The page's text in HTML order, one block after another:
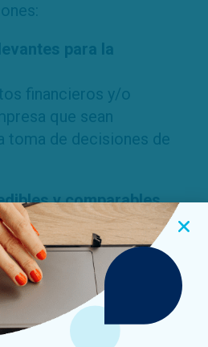
para la
financieros y/o
que sean
toma de decisiones de
y comparables
:
que estos KPIs sean
ser comparados
temporales. De
conocer mejor si
empeoramiento con el